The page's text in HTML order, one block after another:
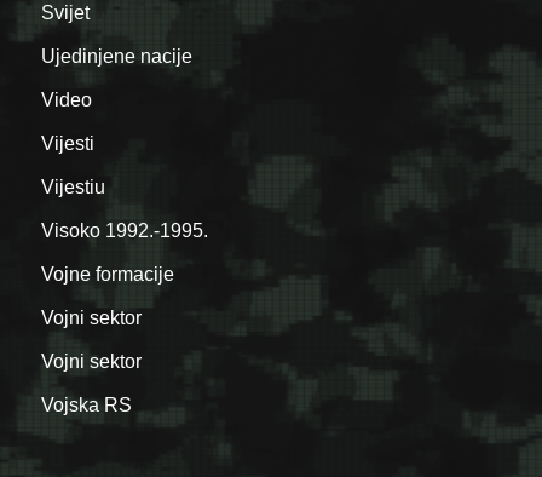
Svijet
Ujedinjene nacije
Video
Vijesti
Vijestiu
Visoko 1992.-1995.
Vojne formacije
Vojni sektor
Vojni sektor
Vojska RS